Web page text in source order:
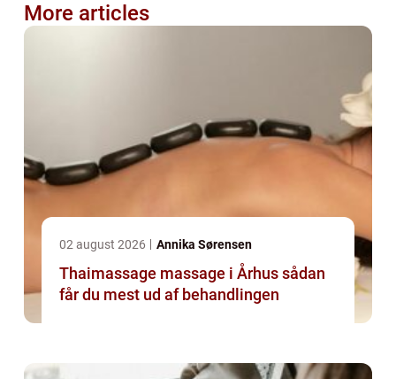
More articles
02 august 2026 Annika Sørensen
Thaimassage massage i Århus sådan
får du mest ud af behandlingen